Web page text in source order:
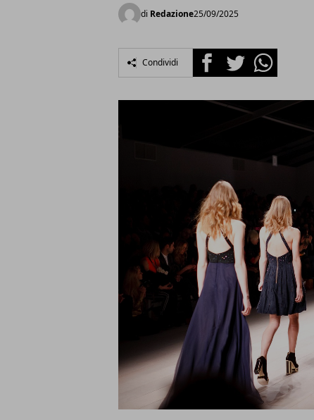
di Redazione25/09/2025
Condividi FacebookTwitterWhatsapp